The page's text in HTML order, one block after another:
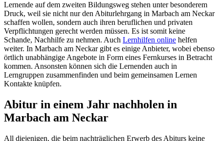
Lernende auf dem zweiten Bildungsweg stehen unter besonderem
Druck, weil sie nicht nur den Abiturlehrgang in Marbach am Neckar
schaffen wollen, sondern auch ihren beruflichen und privaten
Verpflichtungen gerecht werden müssen. Es ist somit keine
Schande, Nachhilfe zu nehmen. Auch Lernhilfen online helfen
weiter. In Marbach am Neckar gibt es einige Anbieter, wobei ebenso
örtlich unabhängige Angebote in Form eines Fernkurses in Betracht
kommen. Ansonsten können sich die Lernenden auch in
Lerngruppen zusammenfinden und beim gemeinsamen Lernen
Kontakte knüpfen.
Abitur in einem Jahr nachholen in
Marbach am Neckar
All diejenigen, die beim nachträglichen Erwerb des Abiturs keine